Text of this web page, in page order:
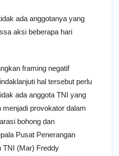
ada anggotanya yang
aksi beberapa hari
framing negatif
hal tersebut perlu
ada anggota TNI yang
provokator dalam
bohong dan
Pusat Penerangan
TNI (Mar) Freddy